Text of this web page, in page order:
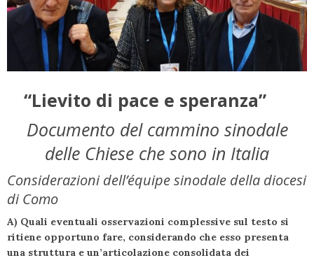
“Lievito di pace e speranza”
Documento del cammino sinodale
delle Chiese che sono in Italia
Considerazioni dell’équipe sinodale della diocesi
di Como
A) Quali eventuali osservazioni complessive sul testo si
ritiene opportuno fare, considerando che esso presenta
una struttura e un’articolazione consolidata dei